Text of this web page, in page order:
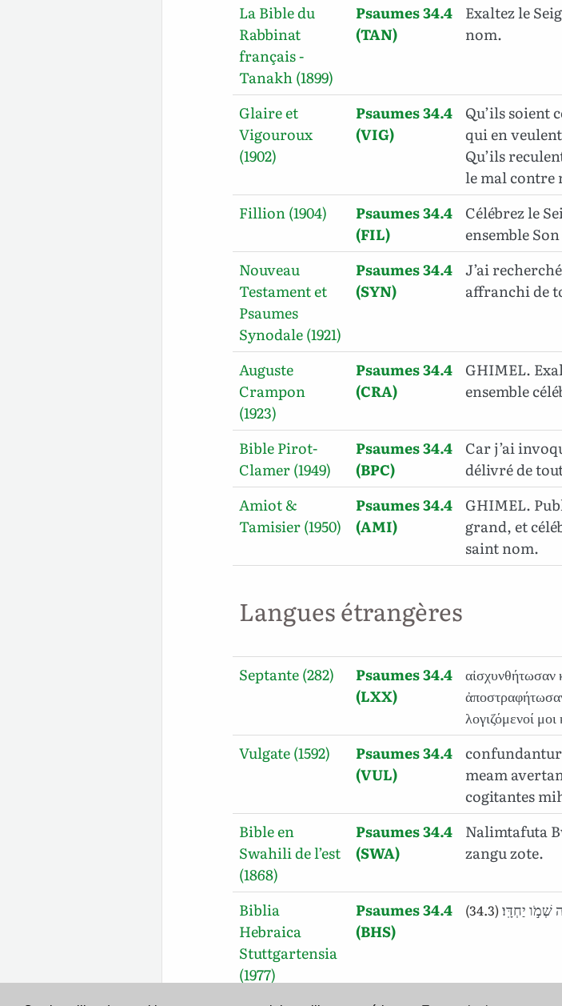
La Bible du
Rabbinat
français -
Tanakh (1899)
Psaumes 34.4
(TAN)
Exaltez le
nom.
Glaire et
Vigouroux
(1902)
Psaumes 34.4
(VIG)
Qu’ils soient
qui en
Qu’ils
le mal contre
Fillion (1904)
Psaumes 34.4
(FIL)
Célébrez le
ensemble
Nouveau
Testament et
Psaumes
Synodale (1921)
Psaumes 34.4
(SYN)
J’ai
affranchi de
Auguste
Crampon
(1923)
Psaumes 34.4
(CRA)
GHIMEL.
ensemble
Bible Pirot-
Clamer (1949)
Psaumes 34.4
(BPC)
Car j’ai
délivré de
Amiot &
Tamisier (1950)
Psaumes 34.4
(AMI)
GHIMEL.
grand, et
saint nom.
Langues étrangères
Septante (282)
Psaumes 34.4
(LXX)
αἰσχυνθήτωσαν
λογιζόμενοί
Vulgate (1592)
Psaumes 34.4
(VUL)
meam
cogitantes
Bible en
Swahili de l’est
(1868)
Psaumes 34.4
(SWA)
Nalimtafuta
zangu zote.
Biblia
Hebraica
Stuttgartensia
(1977)
Psaumes 34.4
(BHS)
(34.3)שְׁמֹ֣ו יַחְדָּֽו׃